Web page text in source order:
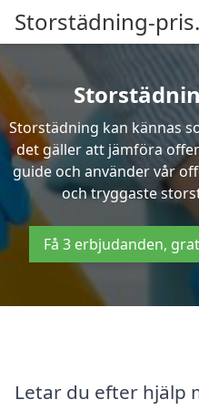
Storstädning-
Storstädning kan kännas
det gäller att jämföra
guide och använder vår
och tryggaste
Få 3 erbjudanden,
Letar du efter hjälp